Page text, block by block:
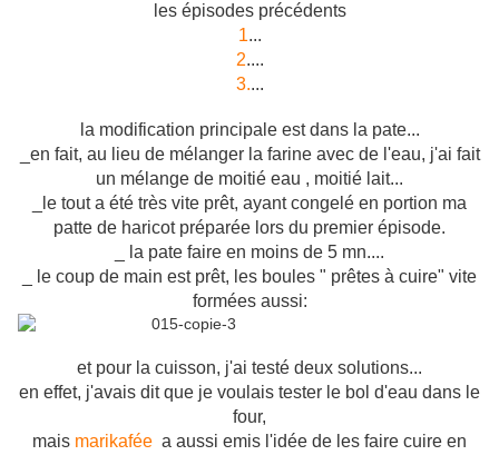
les épisodes précédents
1...
2....
3....
la modification principale est dans la pate...
_en fait, au lieu de mélanger la farine avec de l'eau, j'ai fait
un mélange de moitié eau , moitié lait...
_le tout a été très vite prêt, ayant congelé en portion ma
patte de haricot préparée lors du premier épisode.
_ la pate faire en moins de 5 mn....
_ le coup de main est prêt, les boules " prêtes à cuire" vite
formées aussi:
et pour la cuisson, j'ai testé deux solutions...
en effet, j'avais dit que je voulais tester le bol d'eau dans le
four,
mais marikafée a aussi emis l'idée de les faire cuire en